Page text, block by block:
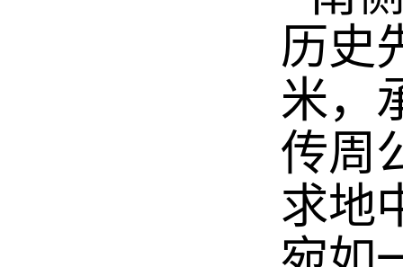
历史
米，
传周
求地